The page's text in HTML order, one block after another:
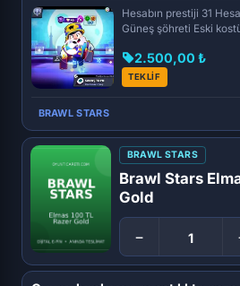
Hesabın prestiji 31
Güneş
2.500,00 ₺
TEKLİF
BRAWL STARS
BRAWL STARS
Brawl Stars
Gold
−